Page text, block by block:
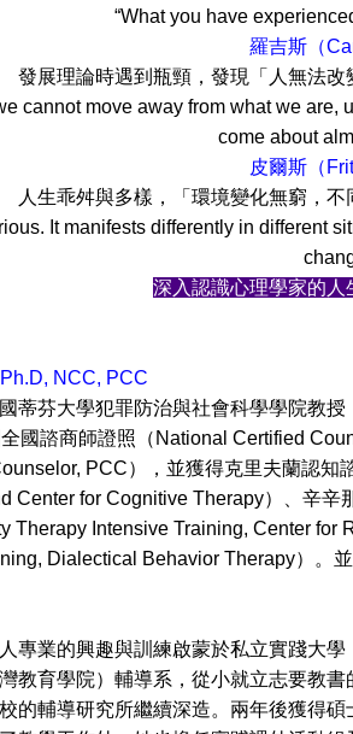
experienced, no power
羅吉斯（
，發現「人無法改變或遠離
cannot move away from what we
come about
皮爾斯（
環境變化無窮，不同情境的
It manifests differently in different
深入認識心理學家的
NCC, PCC
大學犯罪防治與社會科學學院教授
國諮商師證照（National Certified
PCC），並獲得克里夫蘭認
Center for Cognitive Therapy）、辛
Therapy Intensive Training, Center
Dialectical Behavior Therapy）。
的興趣與訓練啟蒙於私立實踐大學
教育學院）輔導系，從小就立志要教
的輔導研究所繼續深造。兩年後獲得